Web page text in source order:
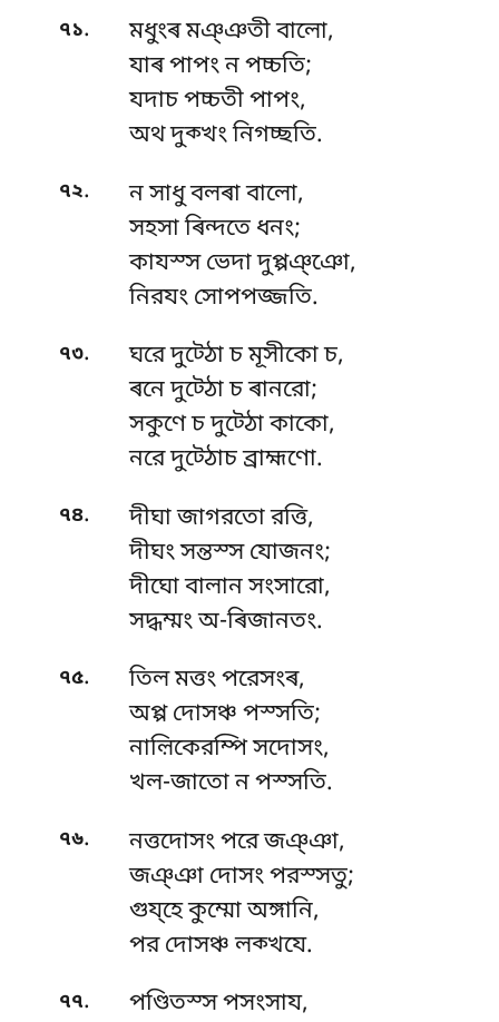
৭১.
মধুংৰ মঞ্ঞতী বালো,
যাৰ পাপং ন পচ্চতি;
যদাচপচ্চতী পাপং,
অথ দুক্খং নিগচ্ছতি.
৭২.
ন সাধু বলৰা বালো,
সহসা ৰিন্দতে ধনং;
কাযস্স ভেদা দুপ্পঞ্ঞো,
নিরযং সোপপজ্জতি.
৭৩.
ঘরে দুট্ঠো চ মূসীকো চ,
ৰনে দুট্ঠো চ ৰানরো;
সকুণে চ দুট্ঠো কাকো,
নরে দুট্ঠোচ ব্রাহ্মণো.
৭৪.
দীঘা জাগরতো রত্তি,
দীঘং সন্তস্স যোজনং;
দীঘো বালান সংসারো,
সদ্ধম্মং অ-ৰিজানতং.
৭৫.
তিল মত্তং পরেসংৰ,
অপ্প দোসঞ্চ পস্সতি;
নাল়িকেরম্পি সদোসং,
খল-জাতো ন পস্সতি.
৭৬.
নত্তদোসং পরে জঞ্ঞা,
জঞ্ঞা দোসং পরস্সতু;
গুয্হেকুম্মো অঙ্গানি,
পর দোসঞ্চ লক্খযে.
৭৭.
পণ্ডিতস্স পসংসায,